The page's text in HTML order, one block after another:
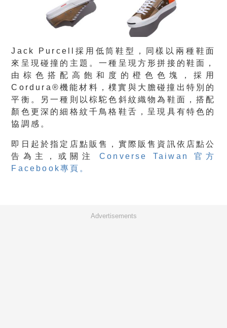
Jack Purcell採用低筒鞋型，同樣以兩種鞋面
來呈現碰撞的主題。一種呈現方形拼接的鞋面，
由棕色搭配高飽和度的橙色色塊，採用
Cordura®機能材料，樸實與大膽碰撞出特別的
平衡。另一種則以棕駝色斜紋織物為鞋面，搭配
顏色更深的細格紋千鳥格鞋舌，呈現具有特色的
協調感。
即日起於指定店點販售，實際販售資訊依店點公
告為主，或關注 Converse Taiwan 官方
Facebook專頁。
Advertisements